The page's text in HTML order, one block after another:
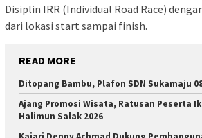
Disiplin IRR (Individual Road Race)
dari lokasi start sampai finish.
READ MORE
Ditopang Bambu, Plafon SDN Sukamaju
Ajang Promosi Wisata, Ratusan Peserta
Halimun Salak 2026